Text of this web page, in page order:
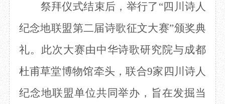
祭拜仪式结束后，举行了 “四川诗人
纪念地联盟第二届诗歌征文大赛”颁奖典
礼。此次大赛由中华诗歌研究院与成都
杜甫草堂博物馆牵头，联合9家四川诗人
纪念地联盟单位共同举办，旨在发掘当